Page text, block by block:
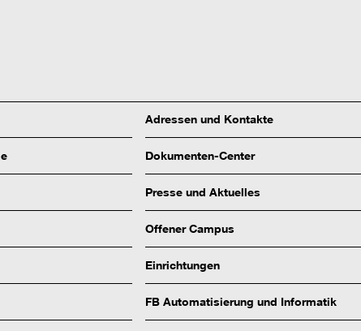
Adressen und Kontakte
Dokumenten-Center
Presse und Aktuelles
Offener Campus
Einrichtungen
FB Automatisierung und Informatik